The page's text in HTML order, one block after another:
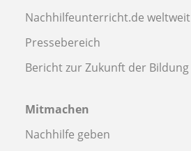
Nachhilfeunterricht.de weltweit
Pressebereich
Bericht zur Zukunft der Bildung
Mitmachen
Nachhilfe geben